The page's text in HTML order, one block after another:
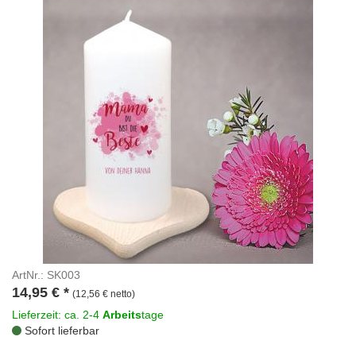
ArtNr.: SK003
14,95 € * (12,56 € netto)
Lieferzeit: ca. 2-4 Arbeitstage
Sofort lieferbar